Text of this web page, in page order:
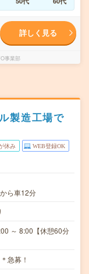
詳しく見る
事業部
製造工場で
休み WEB登録OK
ら車12分
～ 8:00【休憩60分
急募！